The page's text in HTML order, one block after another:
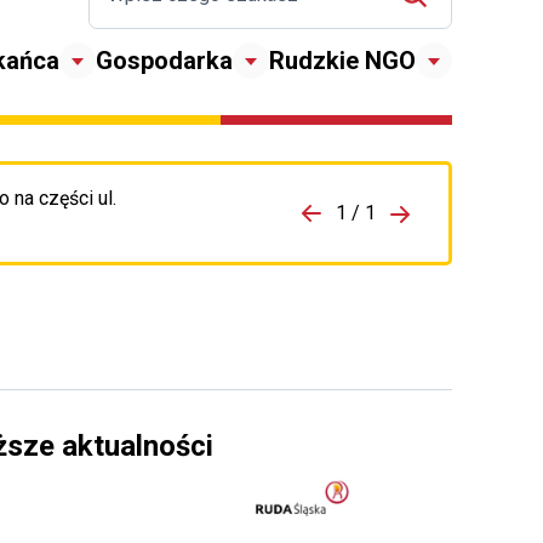
Gospodarka Rudzkie NGO
na części ul.
do porzpedniego komunikatu 1 / 1
Przejdź do
aktualności